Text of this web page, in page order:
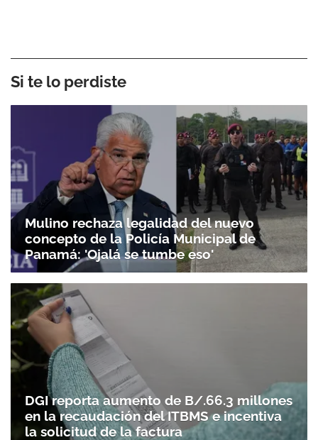
Si te lo perdiste
Mulino rechaza legalidad del nuevo
concepto de la Policía Municipal de
Panamá: 'Ojalá se tumbe eso'
DGI reporta aumento de B/.66.3 millones
en la recaudación del ITBMS e incentiva
la solicitud de la factura